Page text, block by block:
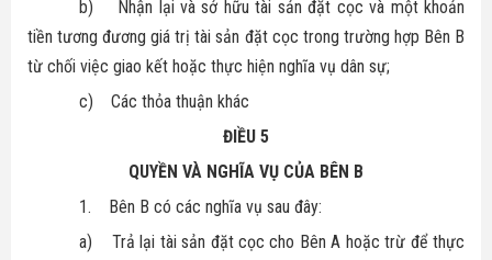
b)
Nhận lại và sở hữu tài sản đặt cọc và một khoản
tiền tương đương giá trị tài sản đặt cọc trong trường hợp Bên B
từ chối việc giao kết hoặc thực hiện nghĩa vụ dân sự;
c)
Các thỏa thuận khác
ĐIỀU 5
QUYỀN VÀ NGHĨA VỤ CỦA BÊN B
1.
Bên B có các nghĩa vụ sau đây:
a)
Trả lại tài sản đặt cọc cho Bên A hoặc trừ để thực